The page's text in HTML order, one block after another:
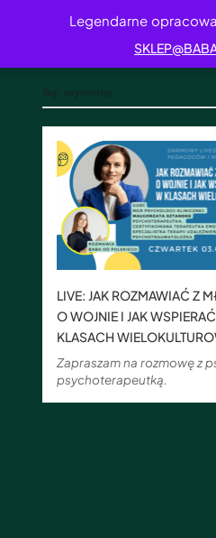
Legendarne
LIVE: JAK ROZMAWIAĆ Z
O WOJNIE I JAK
KLASACH
Zapraszam na rozmowę z
psychoterapeutką.